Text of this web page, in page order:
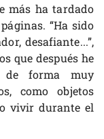
más ha tardado
“Ha sido
desafiante...”,
que después he
de forma muy
como objetos
vivir durante el